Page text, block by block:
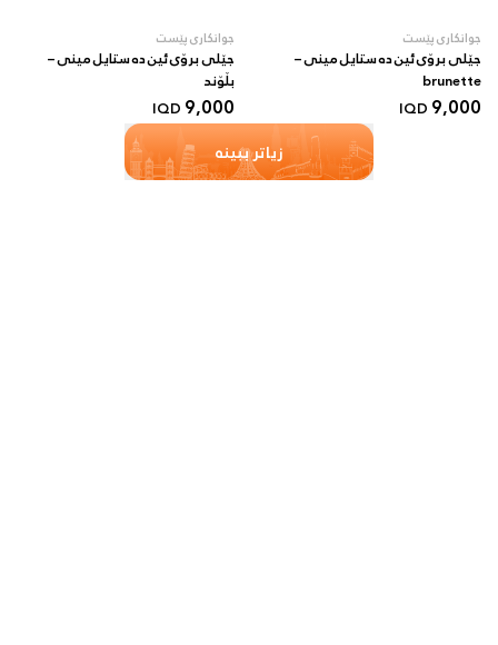
جوانکاری پێست
جێلی برۆی ئین دە ستایل مینی –
brunette
9,000
IQD
جوانکاری پێست
جێلی برۆی ئین دە ستایل مینی –
بڵۆند
9,000
IQD
زیاتر ببینە